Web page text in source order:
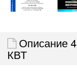
Описание
КВТ